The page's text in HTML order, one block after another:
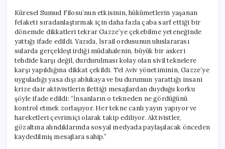
Küresel Sumud Filosu’nun etkisinin, hükümetlerin yaşanan
felaketi sıradanlaştırmak için daha fazla çaba sarf ettiği bir
dönemde dikkatleri tekrar Gazze’ye çekebilme yeteneğinde
yattığı ifade edildi. Yazıda, İsrail ordusunun uluslararası
sularda gerçekleştirdiği müdahalenin, büyük bir askeri
tehdide karşı değil, durdurulması kolay olan sivil teknelere
karşı yapıldığına dikkat çekildi. Tel Aviv yönetiminin, Gazze’ye
uyguladığı yasa dışı ablukaya ve bu durumun yarattığı insani
krize dair aktivistlerin ilettiği mesajlardan duyduğu korku
şöyle ifade edildi: “İnsanların o tekneden ne gördüğünü
kontrol etmek zorlaşıyor. Her tekne canlı yayın yapıyor ve
hareketleri çevrimiçi olarak takip ediliyor. Aktivistler,
gözaltına alındıklarında sosyal medyada paylaşılacak önceden
kaydedilmiş mesajlara sahip.”